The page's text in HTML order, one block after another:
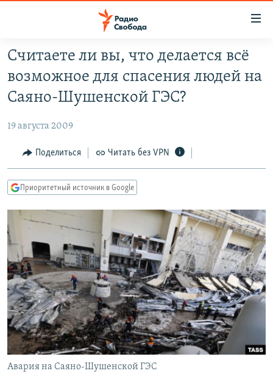
упрощенного
доступа
Вернуться
основному
Вернутся
главной
навигации
Вернутся
поиску
АВТОРСКИЕ ПРОЕКТЫ
ЦИТАТЫ СВОБОДЫ
МНЕНИЯ
IDEL.РЕАЛИИ
КАВКАЗ.РЕАЛИИ
СЕВЕР.РЕАЛИИ
СИБИРЬ.РЕАЛИИ
РАСПИСАНИЕ ВЕЩАНИЯ
ПОДПИШИТЕСЬ НА РАССЫЛКУ
СОЦИАЛЬНЫЕ СЕТИ
Считаете ли вы, что делается всё
возможное для спасения людей на
Саяно-Шушенской ГЭС?
19 августа 2009
Поделиться Читать без VPN
Приоритетный источник в Google
Авария на Саяно-Шушенской ГЭС